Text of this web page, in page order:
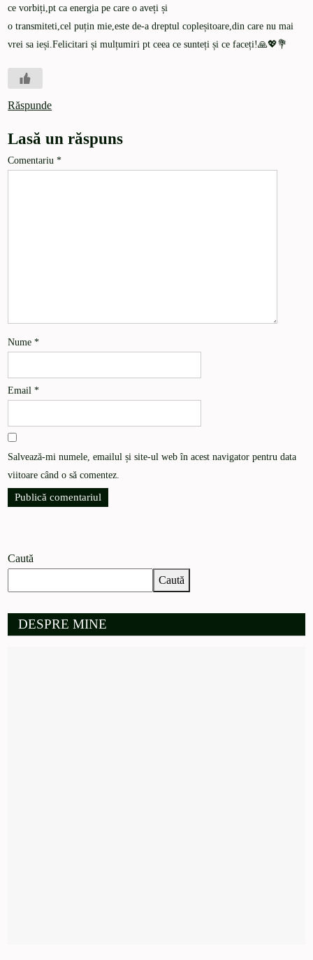
ce vorbiți,pt ca energia pe care o aveți și
o transmiteti,cel puțin mie,este de-a dreptul copleșitoare,din care nu mai
vrei sa ieși.Felicitari și mulțumiri pt ceea ce sunteți și ce faceți!🙏💖💐
Răspunde
Lasă un răspuns
Comentariu*
Nume*
Email*
Salvează-mi numele, emailul și site-ul web în acest navigator pentru data
viitoare când o să comentez.
Caută
Caută
DESPRE MINE